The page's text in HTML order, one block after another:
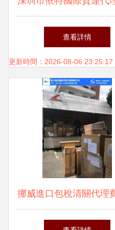
專業膠紙進口貨運
查看詳情
更新時間：2026-08-06 23:25:17
挪威進口包稅清關代理
解析與貨運代理選擇